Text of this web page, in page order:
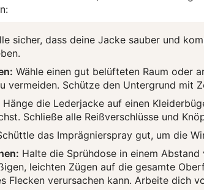
sicher, dass deine Jacke sauber und
Wähle einen gut belüfteten Raum oder
vermeiden. Schütze den Untergrund mit
Hänge die Lederjacke auf einen
Schließe alle Reißverschlüsse und
das Imprägnierspray gut, um die
Halte die Sprühdose in einem
leichten Zügen auf die gesamte
Flecken verursachen kann. Arbeite dich